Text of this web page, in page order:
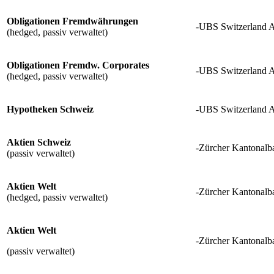
Obligationen Fremdwährungen
(hedged, passiv verwaltet)
-UBS Switzerland
Obligationen Fremdw. Corporates
(hedged, passiv verwaltet)
-UBS Switzerland
Hypotheken Schweiz -UBS Switzerland
Aktien Schweiz
(passiv verwaltet)
-Zürcher
Aktien Welt
(hedged, passiv verwaltet)
-Zürcher
Aktien Welt
(passiv verwaltet)
-Zürcher